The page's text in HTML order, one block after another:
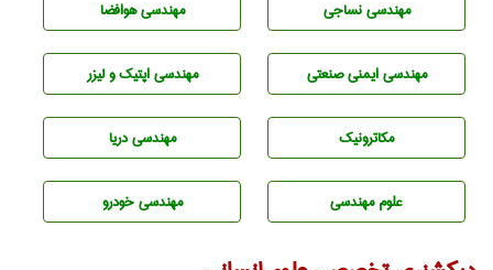
مهندسي نساجی مهندسی هوافضا
مهندسی ایمنی صنعتی مهندسی اپتیک و لیزر
مکاترونیک مهندسی دریا
علوم مهندسی مهندسی خودرو